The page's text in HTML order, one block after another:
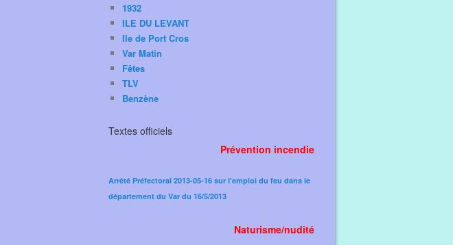
1932
ILE DU LEVANT
Ile de Port Cros
Var Matin
Fêtes
TLV
Benzène
Textes officiels
Prévention incendie
Arrêté Préfectoral 2013-05-16 sur l'emploi du feu dans le
département du Var du 16/5/2013
Naturisme/nudité